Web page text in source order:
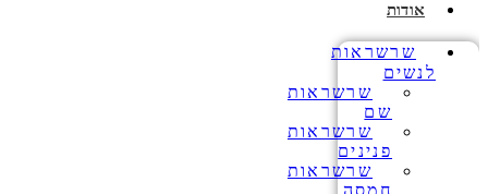
אודות
שרשראות
לנשים
שרשראות
שם
שרשראות
פנינים
שרשראות
חמסה